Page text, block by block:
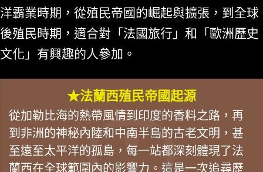
洋霸業時期，從殖民帝國的崛起與擴張，到全球
後殖民時期，適合對「法國旅行」和「歐洲歷史
文化」有興趣的人參加。
★法蘭西殖民帝國起源
從加勒比海的熱帶風情到印度的香料之路，再
到非洲的神秘內陸和中南半島的古老文明，甚
至遠至太平洋的孤島，每一站都深刻體現了法
蘭西在全球範圍內的影響力。這是一次追尋歷